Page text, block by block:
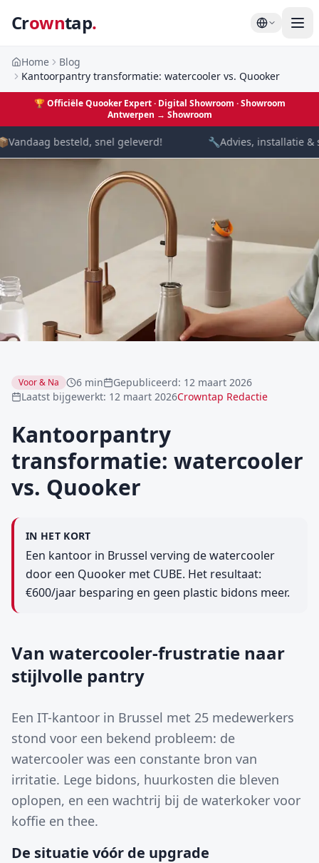
Crowntap.
Home
Blog
Kantoorpantry transformatie: watercooler vs. Quooker
🏆 Officiële Quooker Expert · Digital Showroom · Showroom
Antwerpen → Showroom
Vandaag besteld, snel geleverd! 🔧Advies, installatie &
Voor & Na 6 min Gepubliceerd: 12 maart 2026
Laatst bijgewerkt: 12 maart 2026Crowntap Redactie
Kantoorpantry
transformatie: watercooler
vs. Quooker
IN HET KORT
Een kantoor in Brussel verving de watercooler
door een Quooker met CUBE. Het resultaat:
€600/jaar besparing en geen plastic bidons meer.
Van watercooler-frustratie naar
stijlvolle pantry
Een IT-kantoor in Brussel met 25 medewerkers
stond voor een bekend probleem: de
watercooler was een constante bron van
irritatie. Lege bidons, huurkosten die bleven
oplopen, en een wachtrij bij de waterkoker voor
koffie en thee.
De situatie vóór de upgrade